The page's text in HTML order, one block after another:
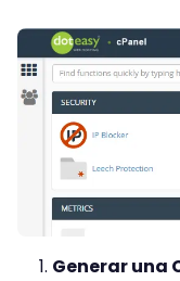
Generar una